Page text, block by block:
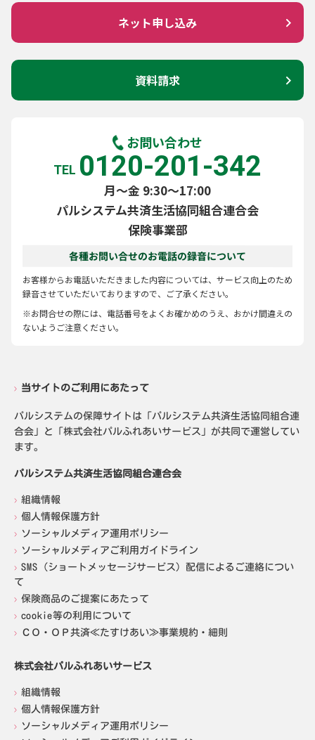
ネット申し込み
資料請求
お問い合わせ
TEL 0120-201-342
月～金 9:30～17:00
パルシステム共済生活協同組合連合会
保険事業部
各種お問い合せのお電話の録音について
お客様からお電話いただきました内容については、サービス向上のため
録音させていただいておりますので、ご了承ください。
※お問合せの際には、電話番号をよくお確かめのうえ、おかけ間違えの
ないようご注意ください。
当サイトのご利用にあたって
パルシステムの保障サイトは「パルシステム共済生活協同組合連
合会」と「株式会社パルふれあいサービス」が共同で運営してい
ます。
パルシステム共済生活協同組合連合会
組織情報
個人情報保護方針
ソーシャルメディア運用ポリシー
ソーシャルメディアご利用ガイドライン
SMS（ショートメッセージサービス）配信によるご連絡につい
て
保険商品のご提案にあたって
cookie等の利用について
ＣＯ・ＯＰ共済≪たすけあい≫事業規約・細則
株式会社パルふれあいサービス
組織情報
個人情報保護方針
ソーシャルメディア運用ポリシー